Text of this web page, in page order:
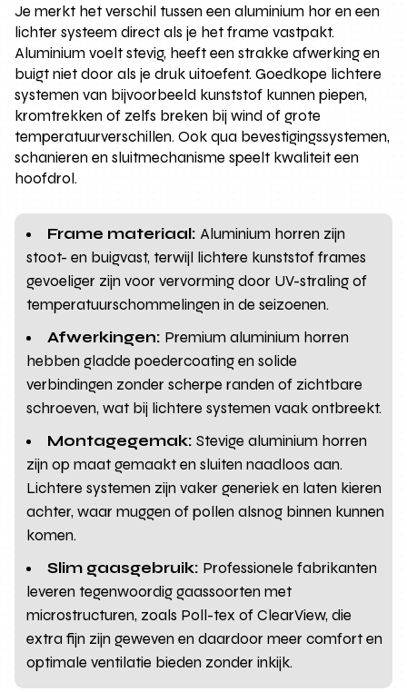
Je merkt het verschil tussen een aluminium hor en een
lichter systeem direct als je het frame vastpakt.
Aluminium voelt stevig, heeft een strakke afwerking en
buigt niet door als je druk uitoefent. Goedkope lichtere
systemen van bijvoorbeeld kunststof kunnen piepen,
kromtrekken of zelfs breken bij wind of grote
temperatuurverschillen. Ook qua bevestigingssystemen,
schanieren en sluitmechanisme speelt kwaliteit een
hoofdrol.
Frame materiaal: Aluminium horren zijn
stoot- en buigvast, terwijl lichtere kunststof frames
gevoeliger zijn voor vervorming door UV-straling of
temperatuurschommelingen in de seizoenen.
Afwerkingen: Premium aluminium horren
hebben gladde poedercoating en solide
verbindingen zonder scherpe randen of zichtbare
schroeven, wat bij lichtere systemen vaak ontbreekt.
Montagegemak: Stevige aluminium horren
zijn op maat gemaakt en sluiten naadloos aan.
Lichtere systemen zijn vaker generiek en laten kieren
achter, waar muggen of pollen alsnog binnen kunnen
komen.
Slim gaasgebruik: Professionele fabrikanten
leveren tegenwoordig gaassoorten met
microstructuren, zoals Poll-tex of ClearView, die
extra fijn zijn geweven en daardoor meer comfort en
optimale ventilatie bieden zonder inkijk.